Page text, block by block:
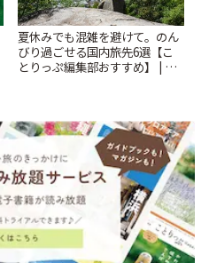
夏休みでも混雑を避けて。のん
びり過ごせる国内旅先6選【こ
とりっぷ編集部おすすめ】 | こ